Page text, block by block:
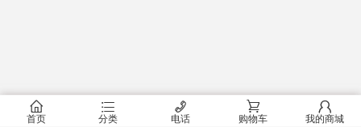
󰂠
首页
󰂦
分类
󰄫
电话
󰂟
购物车
󰂢
我的商城